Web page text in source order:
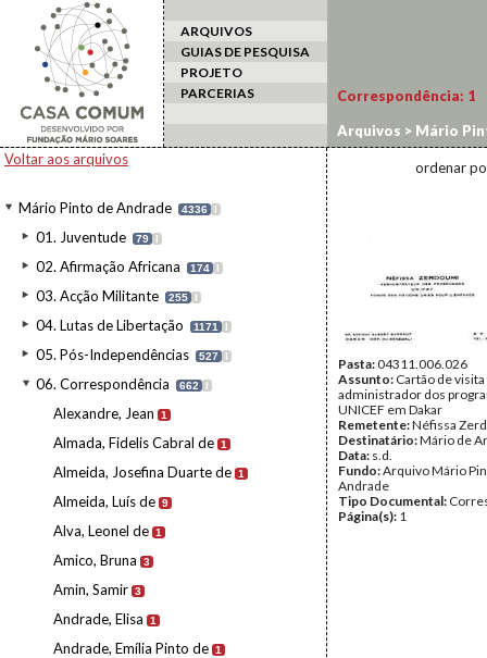
ARQUIVOS
GUIAS DE PESQUISA
PROJETO
PARCERIAS
Voltar aos arquivos
Mário Pinto de Andrade 4336 I
01. Juventude 79 I
02. Afirmação Africana 174 I
03. Acção Militante 255 I
04. Lutas de Libertação 1171 I
05. Pós-Independências 527 I
06. Correspondência 662 I
Alexandre, Jean 1
Almada, Fidelis Cabral de 1
Almeida, Josefina Duarte de 1
Almeida, Luís de 9
Alva, Leonel de 1
Amico, Bruna 3
Amin, Samir 3
Andrade, Elisa 1
Andrade, Emília Pinto de 1
Correspondência: 1
Arquivos > Mário
ordenar
Pasta:04311.006.026
Assunto: Cartão de
administrador dos
UNICEF em Dakar
Remetente:Néfissa
Destinatário:Mário de
Data: s.d.
Fundo:Arquivo Mário
Andrade
Tipo Documental:
Página(s): 1